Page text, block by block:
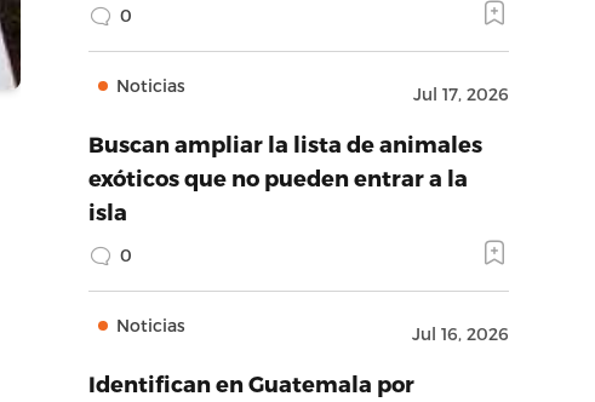
0
Noticias Jul 17, 2026
Buscan ampliar la lista de animales
exóticos que no pueden entrar a la
isla
0
Noticias Jul 16, 2026
Identifican en Guatemala por